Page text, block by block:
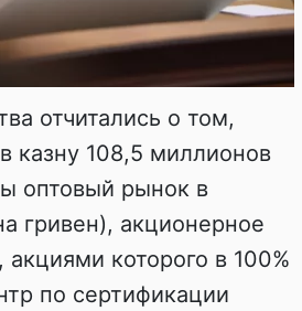
отчитались о том,
казну 108,5 миллионов
оптовый рынок в
гривен), акционерное
которого в 100%
по сертификации